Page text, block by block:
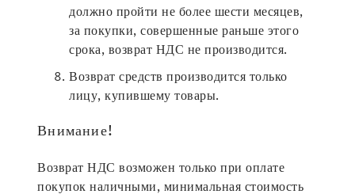
должно пройти не более шести месяцев,
за покупки, совершенные раньше этого
срока, возврат НДС не производится.
Возврат средств производится только
лицу, купившему товары.
Внимание!
Возврат НДС возможен только при оплате
покупок наличными, минимальная стоимость